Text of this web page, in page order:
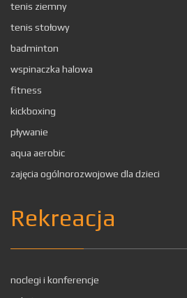
tenis ziemny
tenis stołowy
badminton
wspinaczka halowa
fitness
kickboxing
pływanie
aqua aerobic
zajęcia ogólnorozwojowe dla dzieci
Rekreacja
noclegi i konferencje